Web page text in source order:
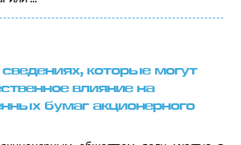
которые могут
влияние на
бумаг акционерного